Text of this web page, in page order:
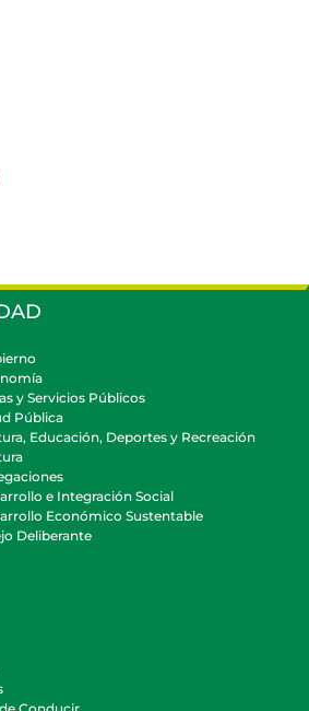
y Servicios Públicos
Pública
Educación, Deportes y Recreación
e Integración Social
Económico Sustentable
Deliberante